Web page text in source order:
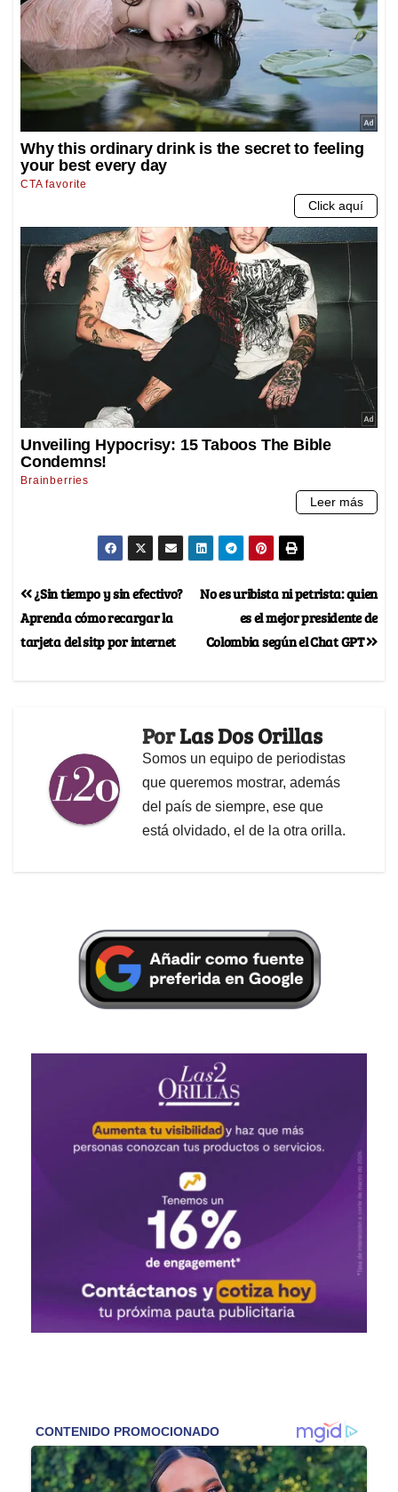
No es uribista ni petrista: quien
es el mejor presidente de
Colombia según el Chat GPT
¿Sin tiempo y sin efectivo?
Aprenda cómo recargar la
tarjeta del sitp por internet
PorLas Dos Orillas
Somos un equipo de periodistas
que queremos mostrar, además
del país de siempre, ese que
está olvidado, el de la otra orilla.